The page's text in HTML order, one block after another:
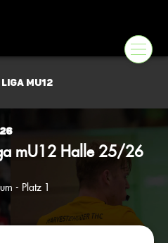
Liga mU12
mU12 Halle 25/26
- Platz 1